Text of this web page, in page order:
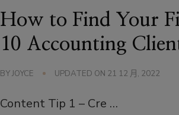
How to Find Your
10 Accounting
BYJOYCE UPDATED ON 21 12 月, 2022
Content Tip 1 – Cre …